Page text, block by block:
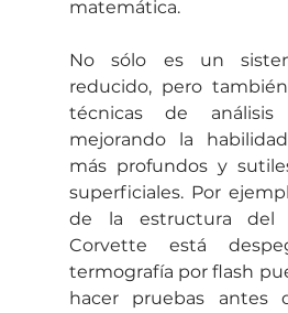
matemática.
No sólo es un
reducido, pero
técnicas de análisis
mejorando la
más profundos y
superficiales. Por
de la estructura
Corvette está
termografía por flash
hacer pruebas antes